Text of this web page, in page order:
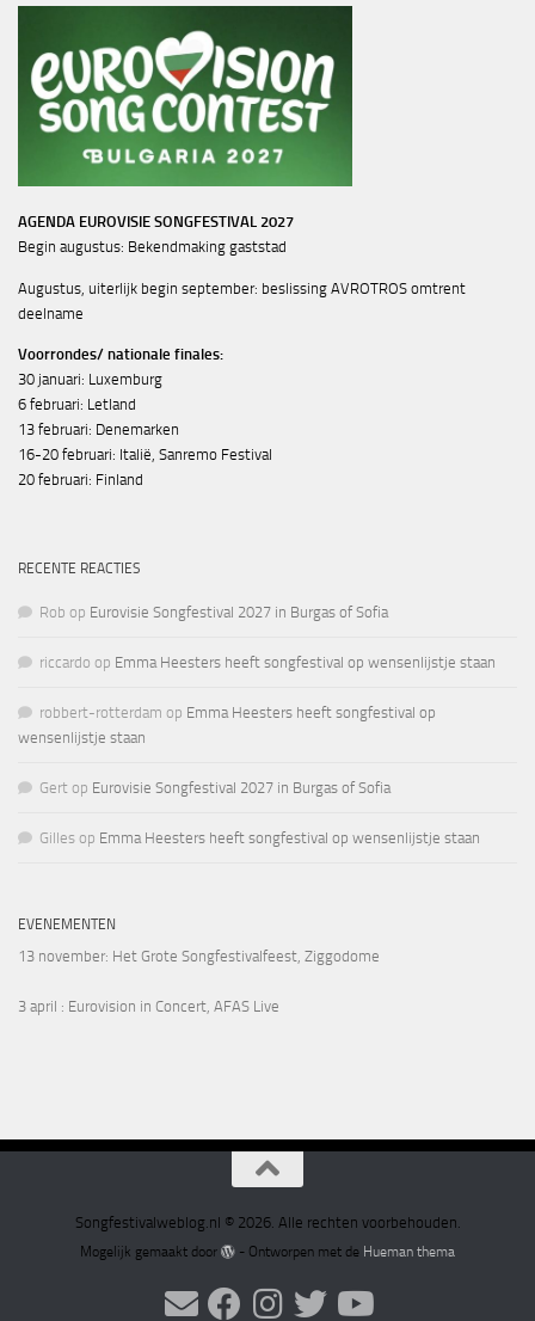
AGENDA EUROVISIE SONGFESTIVAL 2027
Begin augustus: Bekendmaking gaststad
Augustus, uiterlijk begin september: beslissing AVROTROS omtrent
deelname
Voorrondes/ nationale finales:
30 januari: Luxemburg
6 februari: Letland
13 februari: Denemarken
16-20 februari: Italië, Sanremo Festival
20 februari: Finland
RECENTE REACTIES
Rob op Eurovisie Songfestival 2027 in Burgas of Sofia
riccardo op Emma Heesters heeft songfestival op wensenlijstje staan
robbert-rotterdam op Emma Heesters heeft songfestival op
wensenlijstje staan
Gert op Eurovisie Songfestival 2027 in Burgas of Sofia
Gilles op Emma Heesters heeft songfestival op wensenlijstje staan
EVENEMENTEN
13 november: Het Grote Songfestivalfeest, Ziggodome
3 april : Eurovision in Concert, AFAS Live
Songfestivalweblog.nl © 2026. Alle rechten voorbehouden.
Mogelijk gemaakt door - Ontworpen met de Hueman thema